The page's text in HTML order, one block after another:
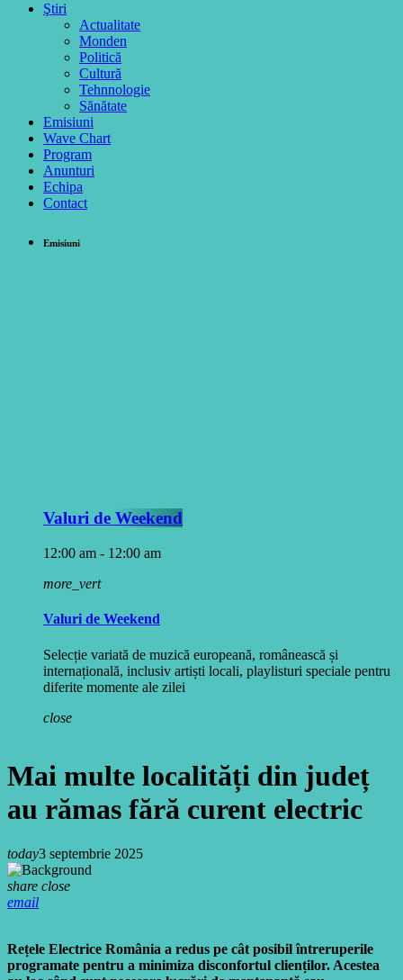
Ştiri
Actualitate
Monden
Politică
Cultură
Tehnnologie
Sănătate
Emisiuni
Wave Chart
Program
Anunturi
Echipa
Contact
Emisiuni
Valuri de Weekend
12:00 am - 12:00 am
more_vert
Valuri de Weekend
Selecție variată de muzică europeană, românească și
internațională, inclusiv artiști locali, playlisturi speciale pentru
diferite momente ale zilei
close
Mai multe localități din județ
au rămas fără curent electric
today3 septembrie 2025
share close
email
Rețele Electrice România a redus pe cât posibil întreruperile
programate pentru a minimiza disconfortul clienților. Acestea